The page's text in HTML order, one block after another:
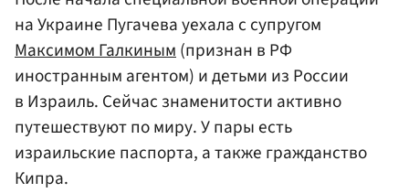
на Украине Пугачева уехала с супругом
Максимом Галкиным(признан в РФ
иностранным агентом) и детьми из России
в Израиль. Сейчас знаменитости активно
путешествуют по миру. У пары есть
израильские паспорта, а также гражданство
Кипра.